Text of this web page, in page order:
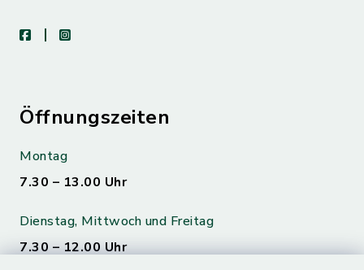
facebookinstagram
Öffnungszeiten
Montag
7.30 – 13.00 Uhr
Dienstag, Mittwoch und Freitag
7.30 – 12.00 Uhr